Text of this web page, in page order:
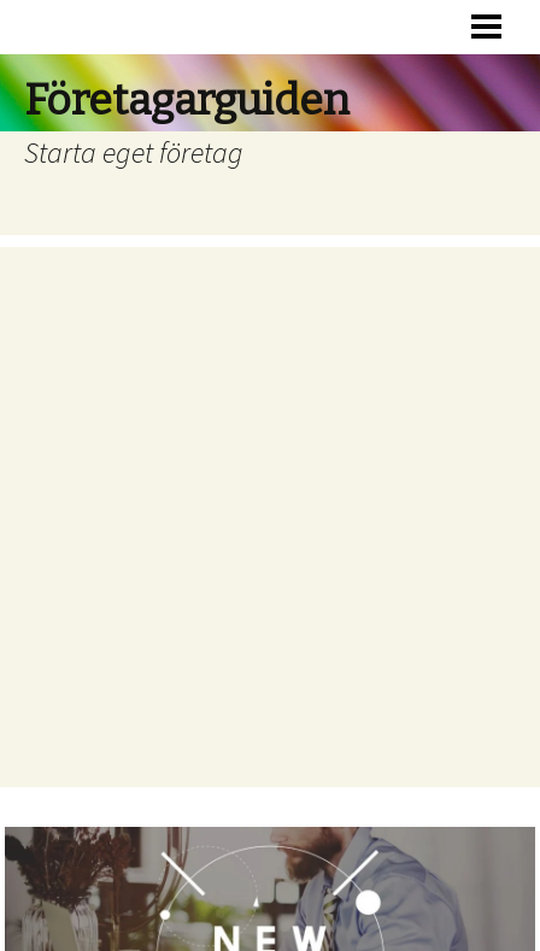
RÄTTSFORMER
FINANSIERING
Företagarguiden
Starta eget företag